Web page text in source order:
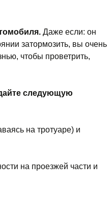
Даже если: он
затормозить, вы очень
чтобы проветрить,
следующую
на тротуаре) и
на проезжей части и